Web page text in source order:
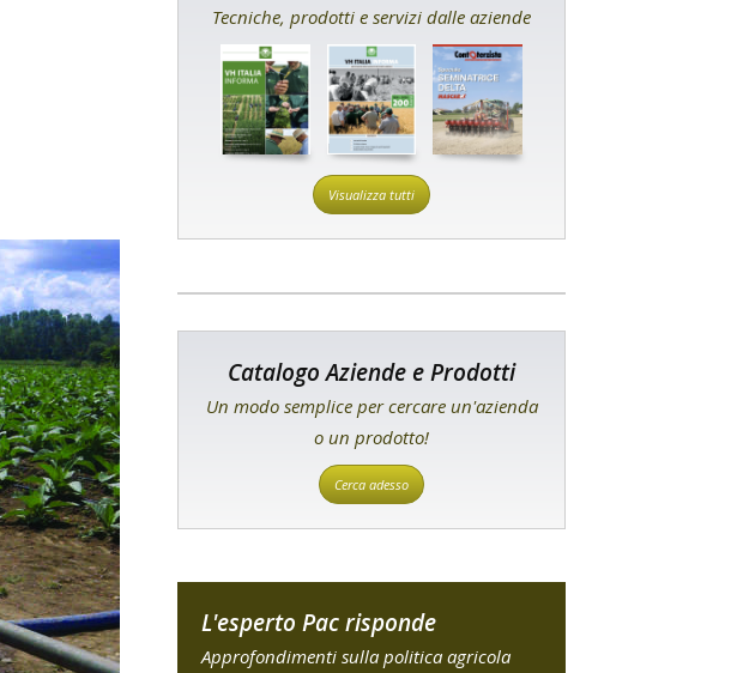
Tecniche, prodotti e servizi dalle aziende
Visualizza tutti
Catalogo Aziende e Prodotti
Un modo semplice per cercare un'azienda
o un prodotto!
Cerca adesso
L'esperto Pac risponde
Approfondimenti sulla politica agricola